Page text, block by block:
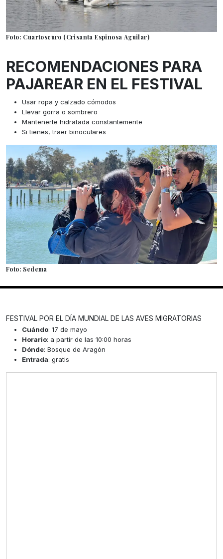
Foto: Cuartoscuro (Crisanta Espinosa Aguilar)
RECOMENDACIONES PARA
PAJAREAR EN EL FESTIVAL
Usar ropa y calzado cómodos
Llevar gorra o sombrero
Mantenerte hidratada constantemente
Si tienes, traer binoculares
Foto: Sedema
FESTIVAL POR EL DÍA MUNDIAL DE LAS AVES MIGRATORIAS
Cuándo: 17 de mayo
Horario: a partir de las 10:00 horas
Dónde: Bosque de Aragón
Entrada: gratis